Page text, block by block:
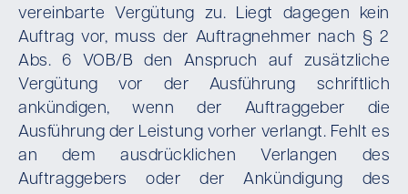
vereinbarte Vergütung zu. Liegt dagegen kein
Auftrag vor, muss der Auftragnehmer nach § 2
Abs. 6 VOB/B den Anspruch auf zusätzliche
Vergütung vor der Ausführung schriftlich
ankündigen, wenn der Auftraggeber die
Ausführung der Leistung vorher verlangt. Fehlt es
an dem ausdrücklichen Verlangen des
Auftraggebers oder der Ankündigung des